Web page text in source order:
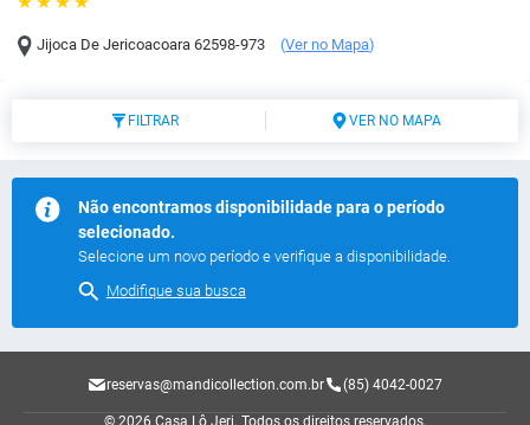
Jijoca De Jericoacoara 62598-973 (Ver no Mapa)
FILTRAR VER NO MAPA
Não encontramos disponibilidade para o período
selecionado.
Selecione um novo período e verifique a disponibilidade.
Modifique sua busca
reservas@mandicollection.com.br (85) 4042-0027
© 2026 Casa Lô Jeri. Todos os direitos reservados.